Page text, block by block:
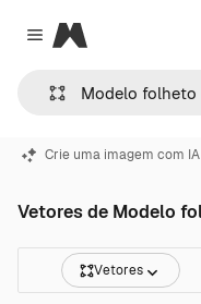
Close menu
Magnific
Crie uma imagem com IA
Vetores